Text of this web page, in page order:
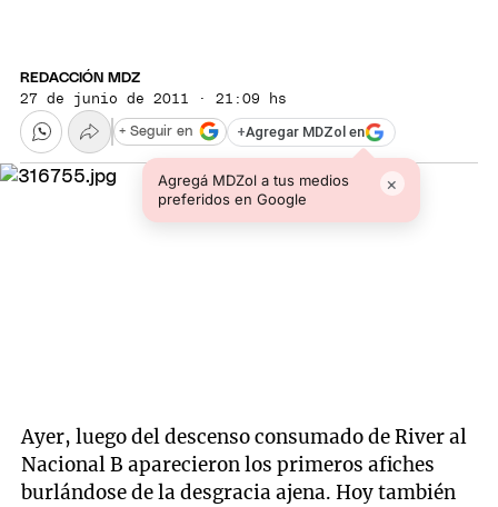
REDACCIÓN MDZ
27 de junio de 2011 · 21:09 hs
+Agregar MDZol en
Agregá MDZol a tus medios
preferidos en Google
×
+ Seguir en
Ayer, luego del descenso consumado de River al
Nacional B aparecieron los primeros afiches
burlándose de la desgracia ajena. Hoy también